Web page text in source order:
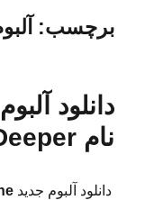
برچسب:
نام Sinking Ever Deeper
دانلود آلبوم جدید